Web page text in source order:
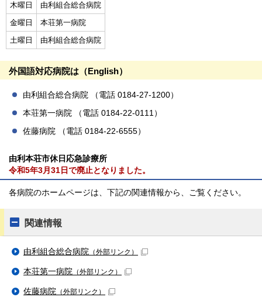
木曜日
由利組合総合病院
金曜日
本荘第一病院
土曜日
由利組合総合病院
外国語対応病院は（English）
由利組合総合病院 （電話 0184-27-1200）
本荘第一病院 （電話 0184-22-0111）
佐藤病院 （電話 0184-22-6555）
由利本荘市休日応急診療所
令和5年3月31日で廃止となりました。
各病院のホームページは、下記の関連情報から、ご覧ください。
関連情報
由利組合総合病院 （外部リンク）
本荘第一病院 （外部リンク）
佐藤病院 （外部リンク）